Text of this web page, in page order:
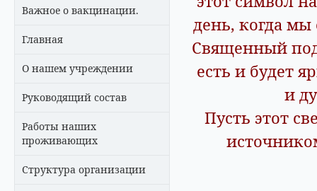
Важное о вакцинации.
Главная
О нашем учреждении
Руководящий состав
Работы наших
проживающих
Структура организации
день, когда мы
Священный
есть и будет
и
Пусть этот